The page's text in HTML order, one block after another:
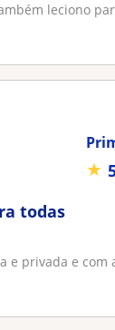
leciono
★
todas
e privada e com